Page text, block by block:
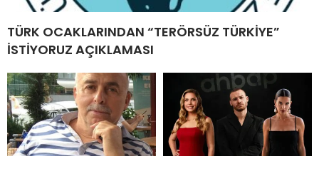
TÜRK OCAKLARINDAN “TERÖRSÜZ TÜRKİYE”
İSTİYORUZ AÇIKLAMASI